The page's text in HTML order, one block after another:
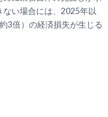
い場合には、2025年以
3倍）の経済損失が生じる